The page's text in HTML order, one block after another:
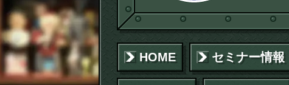
HOME セミナー情報